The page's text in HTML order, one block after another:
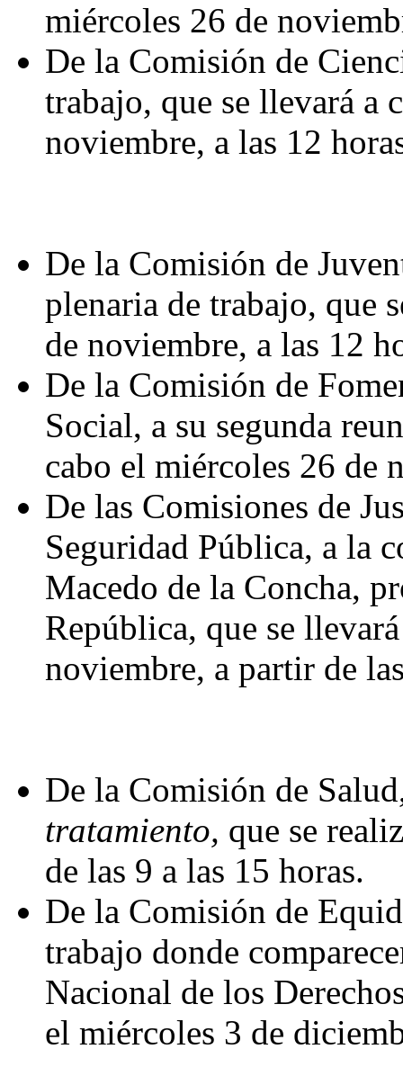
miércoles 26 de
De la Comisión de
trabajo, que se llevará a
noviembre, a las 12
De la Comisión de
plenaria de trabajo, que
de noviembre, a las 12
De la Comisión de
Social, a su segunda
cabo el miércoles 26 de
De las Comisiones de
Seguridad Pública, a la
Macedo de la Concha,
República, que se
noviembre, a partir de
De la Comisión de
tratamiento, que se
de las 9 a las 15 horas.
De la Comisión de
trabajo donde
Nacional de los
el miércoles 3 de